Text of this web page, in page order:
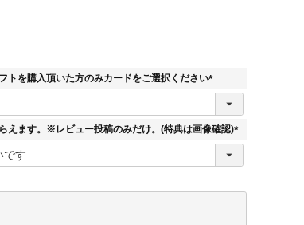
トを購入頂いた方のみカードをご選択ください
(
須
えます。※レビュー投稿のみだけ。(特典は画像確認)
(
)